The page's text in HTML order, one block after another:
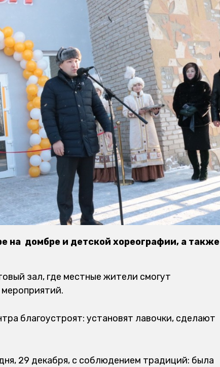
на домбре и детской хореографии, а также
зал, где местные жители смогут
благоустроят: установят лавочки, сделают
29 декабря, с соблюдением традиций: была